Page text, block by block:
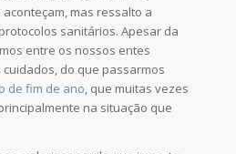
mas ressalto a
sanitários. Apesar da
entre os nossos entes
do que passarmos
de fim de ano , que muitas vezes
na situação que